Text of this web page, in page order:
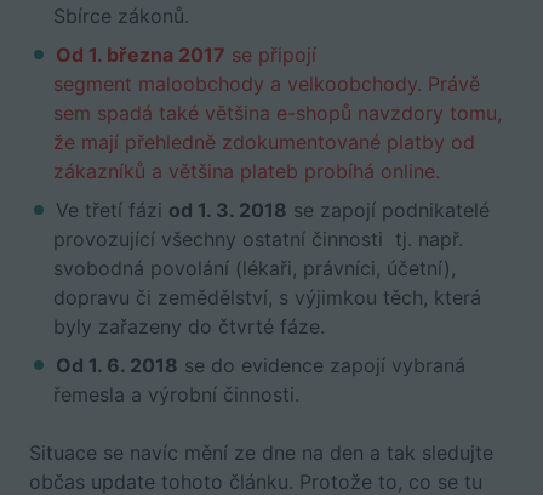
Sbírce zákonů.
Od 1. března 2017 se připojí
segment maloobchody a velkoobchody. Právě
sem spadá také většina e-shopů navzdory tomu,
že mají přehledně zdokumentované platby od
zákazníků a většina plateb probíhá online.
Ve třetí fázi od 1. 3. 2018 se zapojí podnikatelé
provozující všechny ostatní činnosti tj. např.
svobodná povolání (lékaři, právníci, účetní),
dopravu či zemědělství, s výjimkou těch, která
byly zařazeny do čtvrté fáze.
Od 1. 6. 2018 se do evidence zapojí vybraná
řemesla a výrobní činnosti.
Situace se navíc mění ze dne na den a tak sledujte
občas update tohoto článku. Protože to, co se tu